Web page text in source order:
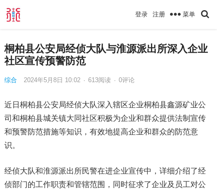
登录 注册 菜单
桐柏县公安局经侦大队与淮源派出所深入企业
社区宣传预警防范
综合 2024年5月8日 10:02 · 613阅读 · 0评论
近日桐柏县公安局经侦大队深入辖区企业桐柏县鑫源矿业公
司和桐柏县城关镇大同社区积极为企业和群众提供法制宣传
和预警防范措施等知识，有效地提高企业和群众的防范意
识。
经侦大队和淮源派出所民警在进企业宣传中，详细介绍了经
侦部门的工作职责和管辖范围，同时征求了企业及员工对公